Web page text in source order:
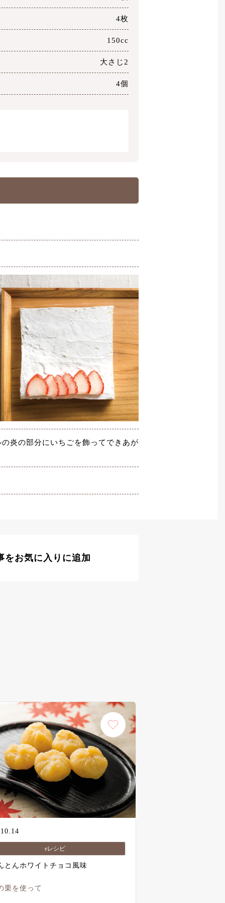
4枚
150cc
大さじ2
4個
炎の部分にいちごを飾ってできあが
をお気に入りに追加
eレシピ
とんホワイトチョコ風味
栗を使って